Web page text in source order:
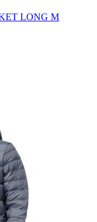
LONG M